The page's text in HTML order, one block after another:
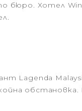
бюро. Хотел
Lagenda